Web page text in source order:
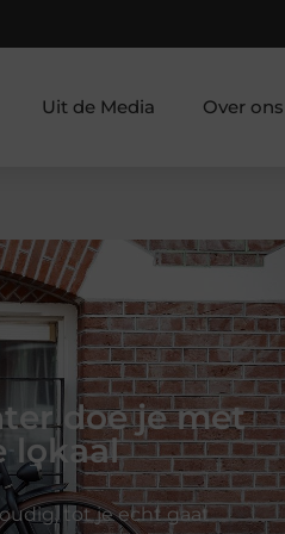
Uit de Media Over ons
schakel
houdt je scherp, helpt je
Maar